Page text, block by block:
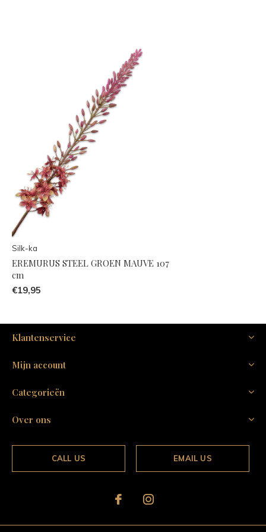
Silk-ka
EREMURUS STEEL GROEN MAUVE 107
cm
€19,95
Klantenservice
Mijn account
Categorieën
Over ons
CALL US EMAIL US